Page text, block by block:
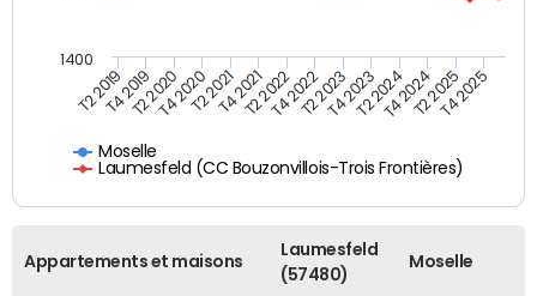
Moselle
Laumesfeld (CC Bouzonvillois-Trois Frontières)
T2 2019T4 2019T2 2020T4 2020T2 2021T4 2021T2 2022T4 2022T2 2023T4 2023T2 2024T4 2024T2 2025T4 2025
1400
Appartements et maisons
Laumesfeld
(57480)
Moselle